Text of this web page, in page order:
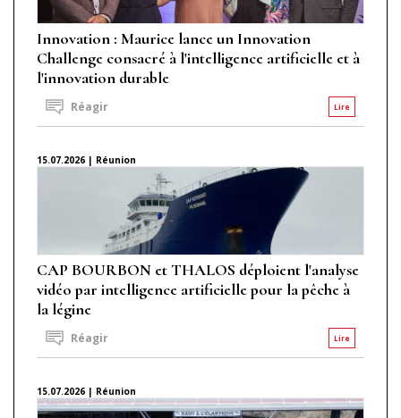
Innovation : Maurice lance un Innovation
Challenge consacré à l'intelligence artificielle et à
l'innovation durable
Lire
Réagir
15.07.2026 | Réunion
CAP BOURBON et THALOS déploient l'analyse
vidéo par intelligence artificielle pour la pêche à
la légine
Lire
Réagir
15.07.2026 | Réunion